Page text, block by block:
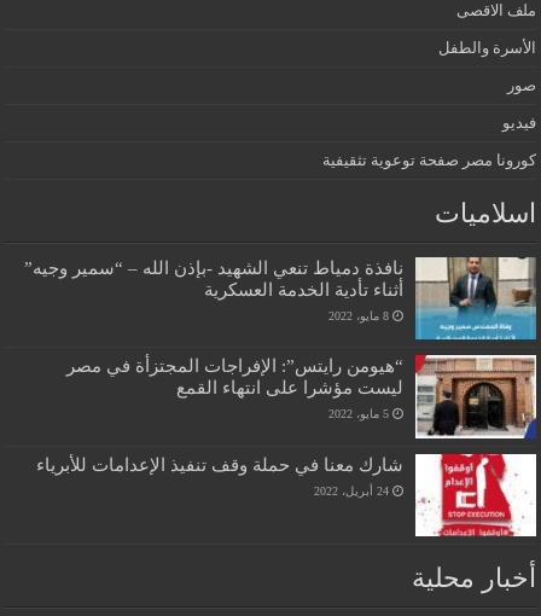
ملف الاقصى
الأسرة والطفل
صور
فيديو
كورونا مصر صفحة توعوية تثقيفية
اسلاميات
نافذة دمياط تنعي الشهيد -بإذن الله – “سمير وجيه”
أثناء تأدية الخدمة العسكرية
8 مايو، 2022
“هيومن رايتس”: الإفراجات المجتزأة في مصر
ليست مؤشرا على انتهاء القمع
5 مايو، 2022
شارك معنا في حملة وقف تنفيذ الإعدامات للأبرياء
24 أبريل، 2022
أخبار محلية